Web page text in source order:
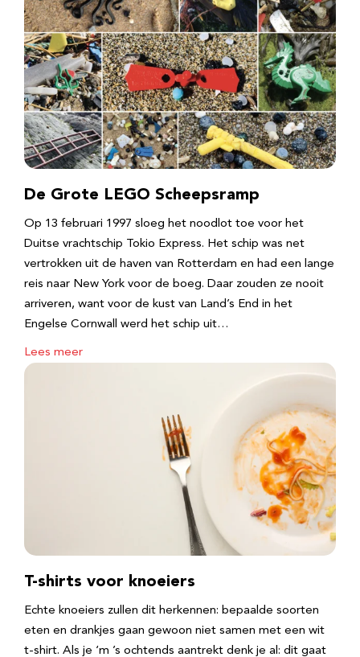
De Grote LEGO Scheepsramp
Op 13 februari 1997 sloeg het noodlot toe voor het
Duitse vrachtschip Tokio Express. Het schip was net
vertrokken uit de haven van Rotterdam en had een lange
reis naar New York voor de boeg. Daar zouden ze nooit
arriveren, want voor de kust van Land’s End in het
Engelse Cornwall werd het schip uit…
Lees meer
T-shirts voor knoeiers
Echte knoeiers zullen dit herkennen: bepaalde soorten
eten en drankjes gaan gewoon niet samen met een wit
t-shirt. Als je ‘m ’s ochtends aantrekt denk je al: dit gaat